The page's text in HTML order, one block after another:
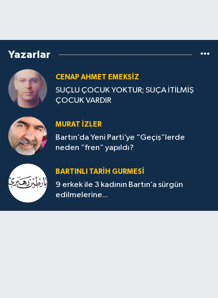
Yazarlar
CENAP AHMET EMEKSİZ
SUÇLU ÇOCUK YOKTUR; SUÇA İTİLMİŞ
ÇOCUK VARDIR
MURAT İZLER
Bartın’da Yeni Parti’ye “Geçiş”lerde
neden “fren” yapıldı?
BARTINLI TARIH GURMESI
9 erkek ile 3 kadının Bartın’a sürgün
edilmelerine...